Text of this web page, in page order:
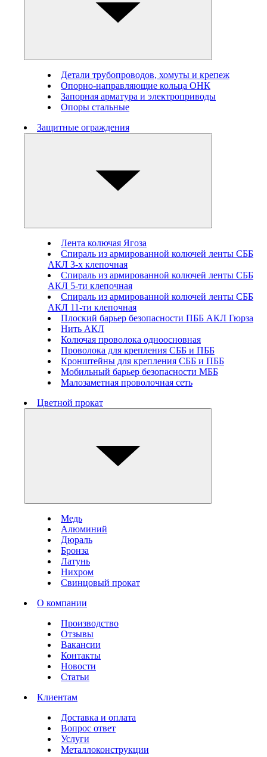
Детали трубопроводов, хомуты и крепеж
Опорно-направляющие кольца ОНК
Запорная арматура и электроприводы
Опоры стальные
Защитные ограждения
Лента колючая Ягоза
Спираль из армированной колючей ленты СББ
АКЛ 3-х клепочная
Спираль из армированной колючей ленты СББ
АКЛ 5-ти клепочная
Спираль из армированной колючей ленты СББ
АКЛ 11-ти клепочная
Плоский барьер безопасности ПББ АКЛ Гюрза
Нить АКЛ
Колючая проволока одноосновная
Проволока для крепления СББ и ПББ
Кронштейны для крепления СББ и ПББ
Мобильный барьер безопасности МББ
Малозаметная проволочная сеть
Цветной прокат
Медь
Алюминий
Дюраль
Бронза
Латунь
Нихром
Свинцовый прокат
О компании
Производство
Отзывы
Вакансии
Контакты
Новости
Статьи
Клиентам
Доставка и оплата
Вопрос ответ
Услуги
Металлоконструкции